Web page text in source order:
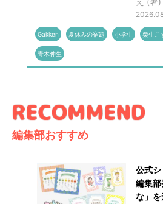
Gakken 夏休みの宿題 小学生 粟生こ
青木伸生
編集部おすすめ
公式
編集
な」